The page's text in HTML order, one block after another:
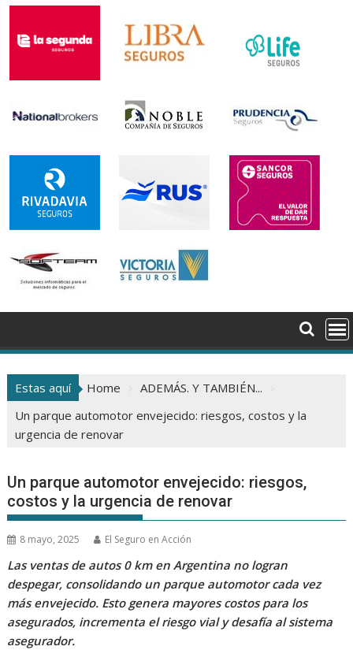
Estas aquí Home
ADEMÁS. Y TAMBIÉN...
Un parque automotor envejecido: riesgos, costos y la
urgencia de renovar
Un parque automotor envejecido: riesgos,
costos y la urgencia de renovar
8 mayo, 2025 El Seguro en Acción
Las ventas de autos 0 km en Argentina no logran
despegar, consolidando un parque automotor cada vez
más envejecido. Esto genera mayores costos para los
asegurados, incrementa el riesgo vial y desafía al sistema
asegurador.